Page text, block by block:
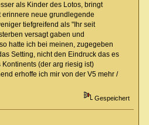
als Kinder des Lotos, bringt
neue grundlegende
tiefgreifend als "Ihr seit
versagt gaben und
hatte ich bei meinen, zugegeben
Setting, nicht den Eindruck das es
(der arg riesig ist)
erhoffe ich mir von der V5 mehr /
Gespeichert